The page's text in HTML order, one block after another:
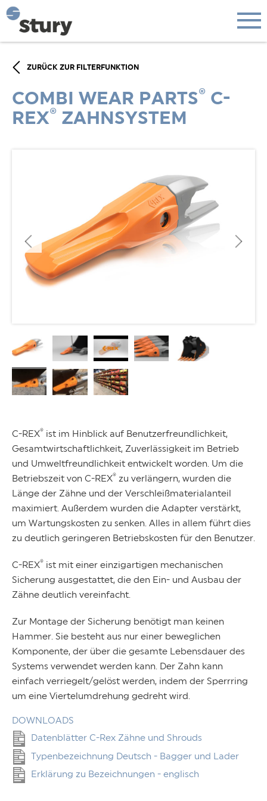
ZURÜCK ZUR FILTERFUNKTION
COMBI WEAR PARTS® C-
REX® ZAHNSYSTEM
C-REX® ist im Hinblick auf Benutzerfreundlichkeit,
Gesamtwirtschaftlichkeit, Zuverlässigkeit im Betrieb
und Umweltfreundlichkeit entwickelt worden. Um die
Betriebszeit von C-REX® zu verlängern, wurden die
Länge der Zähne und der Verschleißmaterialanteil
maximiert. Außerdem wurden die Adapter verstärkt,
um Wartungskosten zu senken. Alles in allem führt dies
zu deutlich geringeren Betriebskosten für den Benutzer.
C-REX® ist mit einer einzigartigen mechanischen
Sicherung ausgestattet, die den Ein- und Ausbau der
Zähne deutlich vereinfacht.
Zur Montage der Sicherung benötigt man keinen
Hammer. Sie besteht aus nur einer beweglichen
Komponente, der über die gesamte Lebensdauer des
Systems verwendet werden kann. Der Zahn kann
einfach verriegelt/gelöst werden, indem der Sperrring
um eine Viertelumdrehung gedreht wird.
DOWNLOADS
Datenblätter C-Rex Zähne und Shrouds
Typenbezeichnung Deutsch - Bagger und Lader
Erklärung zu Bezeichnungen - englisch